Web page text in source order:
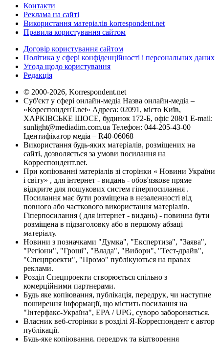
Контакти
Реклама на сайті
Використання матеріалів korrespondent.net
Правила користування сайтом
Договір користування сайтом
Політика у сфері конфіденційності і персональних даних
Угода щодо користування
Редакція
© 2000-2026, Korrespondent.net
Суб'єкт у сфері онлайн-медіа Назва онлайн-медіа –
«КореспонденТ.net» Адреса: 02091, місто Київ,
ХАРКІВСЬКЕ ШОСЕ, будинок 172-Б, офіс 208/1 E-mail:
sunlight@mediadim.com.ua Телефон: 044-205-43-00
Ідентифікатор медіа – R40-06068
Використання будь-яких матеріалів, розміщених на
сайті, дозволяється за умови посилання на
Корреспондент.net.
При копіюванні матеріалів зі сторінки « Новини України
і світу» , для інтернет - видань - обов'язкове пряме
відкрите для пошукових систем гіперпосилання .
Посилання має бути розміщена в незалежності від
повного або часткового використання матеріалів.
Гіперпосилання ( для інтернет - видань) - повинна бути
розміщена в підзаголовку або в першому абзаці
матеріалу.
Новини з позначками "Думка", "Експертиза", "Заява",
"Регіони", "Гроші", "Влада", "Вибори", "Тест-драйв",
"Спецпроекти", "Промо" публікуються на правах
реклами.
Розділ Спецпроекти створюється спільно з
комерційними партнерами.
Будь яке копіювання, публікація, передрук, чи наступне
поширення інформації, що містить посилання на
"Інтерфакс-Україна", EPA / UPG, суворо забороняється.
Власник веб-сторінки в розділі Я-Корреспондент є автор
публікації.
Будь-яке копіювання, передрук та відтворення